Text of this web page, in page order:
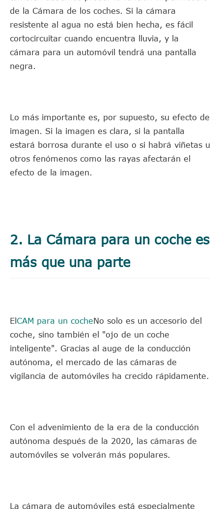
de la Cámara de los coches. Si la cámara
resistente al agua no está bien hecha, es fácil
cortocircuitar cuando encuentra lluvia, y la
cámara para un automóvil tendrá una pantalla
negra.
Lo más importante es, por supuesto, su efecto de
imagen. Si la imagen es clara, si la pantalla
estará borrosa durante el uso o si habrá viñetas u
otros fenómenos como las rayas afectarán el
efecto de la imagen.
2. La Cámara para un coche es
más que una parte
El CAM para un cocheNo solo es un accesorio del
coche, sino también el "ojo de un coche
inteligente". Gracias al auge de la conducción
autónoma, el mercado de las cámaras de
vigilancia de automóviles ha crecido rápidamente.
Con el advenimiento de la era de la conducción
autónoma después de la 2020, las cámaras de
automóviles se volverán más populares.
La cámara de automóviles está especialmente